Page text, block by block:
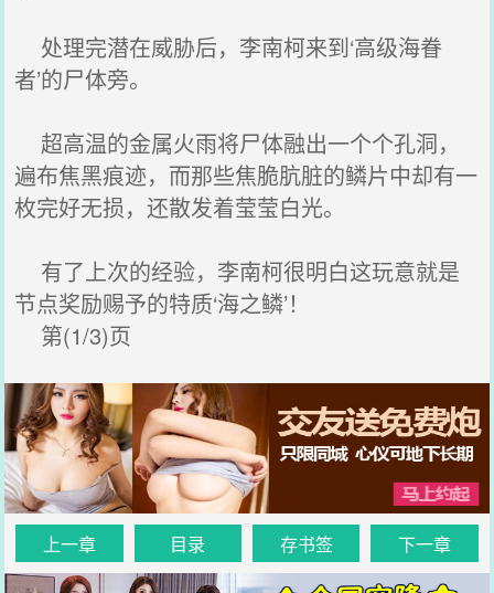
处理完潜在威胁后，李南柯来到‘高级海眷
者’的尸体旁。
超高温的金属火雨将尸体融出一个个孔洞，
遍布焦黑痕迹，而那些焦脆肮脏的鳞片中却有一
枚完好无损，还散发着莹莹白光。
有了上次的经验，李南柯很明白这玩意就是
节点奖励赐予的特质‘海之鳞’！
第(1/3)页
上一章 目录 存书签 下一章